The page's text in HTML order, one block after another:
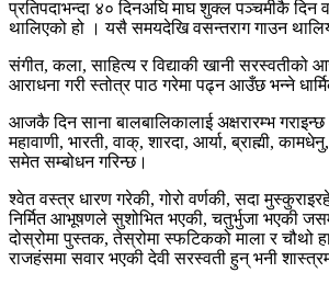
प्रतिपदाभन्दा ४० दिनअघि माघ शुक्ल पञ्चमीकै दिन
थालिएको हो । यसै समयदेखि वसन्तराग गाउन
संगीत, कला, साहित्य र विद्याकी खानी सरस्वतीको
आराधना गरी स्तोत्र पाठ गरेमा पढ्न आउँछ भन्ने
आजकै दिन साना बालबालिकालाई अक्षरारम्भ
महावाणी, भारती, वाक्, शारदा, आर्या, ब्राह्मी,
समेत सम्बोधन गरिन्छ।
श्वेत वस्त्र धारण गरेकी, गोरो वर्णकी, सदा
निर्मित आभूषणले सुशोभित भएकी, चतुर्भुजा भएकी
दोस्रोमा पुस्तक, तेस्रोमा स्फटिकको माला र चौथो
राजहंसमा सवार भएकी देवी सरस्वती हुन् भनी